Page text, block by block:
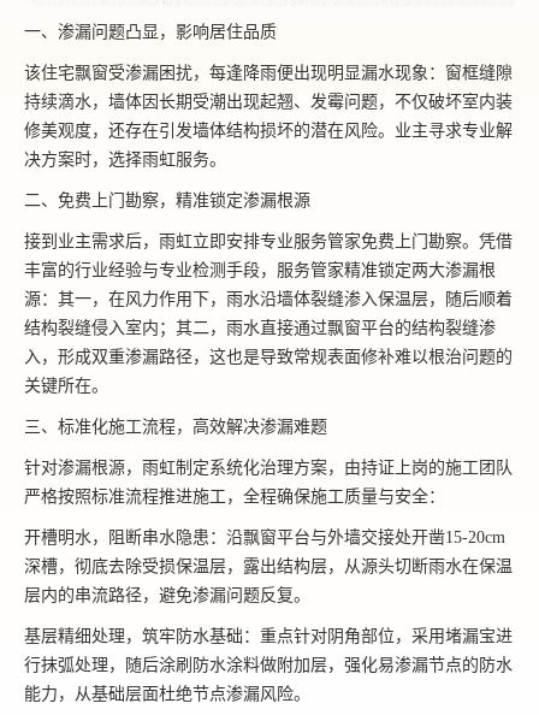
一、渗漏问题凸显，影响居住品质
该住宅飘窗受渗漏困扰，每逢降雨便出现明显漏水现象：窗框缝隙
持续滴水，墙体因长期受潮出现起翘、发霉问题，不仅破坏室内装
修美观度，还存在引发墙体结构损坏的潜在风险。业主寻求专业解
决方案时，选择雨虹服务。
二、免费上门勘察，精准锁定渗漏根源
接到业主需求后，雨虹立即安排专业服务管家免费上门勘察。凭借
丰富的行业经验与专业检测手段，服务管家精准锁定两大渗漏根
源：其一，在风力作用下，雨水沿墙体裂缝渗入保温层，随后顺着
结构裂缝侵入室内；其二，雨水直接通过飘窗平台的结构裂缝渗
入，形成双重渗漏路径，这也是导致常规表面修补难以根治问题的
关键所在。
三、标准化施工流程，高效解决渗漏难题
针对渗漏根源，雨虹制定系统化治理方案，由持证上岗的施工团队
严格按照标准流程推进施工，全程确保施工质量与安全：
开槽明水，阻断串水隐患：沿飘窗平台与外墙交接处开凿15-20cm
深槽，彻底去除受损保温层，露出结构层，从源头切断雨水在保温
层内的串流路径，避免渗漏问题反复。
基层精细处理，筑牢防水基础：重点针对阴角部位，采用堵漏宝进
行抹弧处理，随后涂刷防水涂料做附加层，强化易渗漏节点的防水
能力，从基础层面杜绝节点渗漏风险。